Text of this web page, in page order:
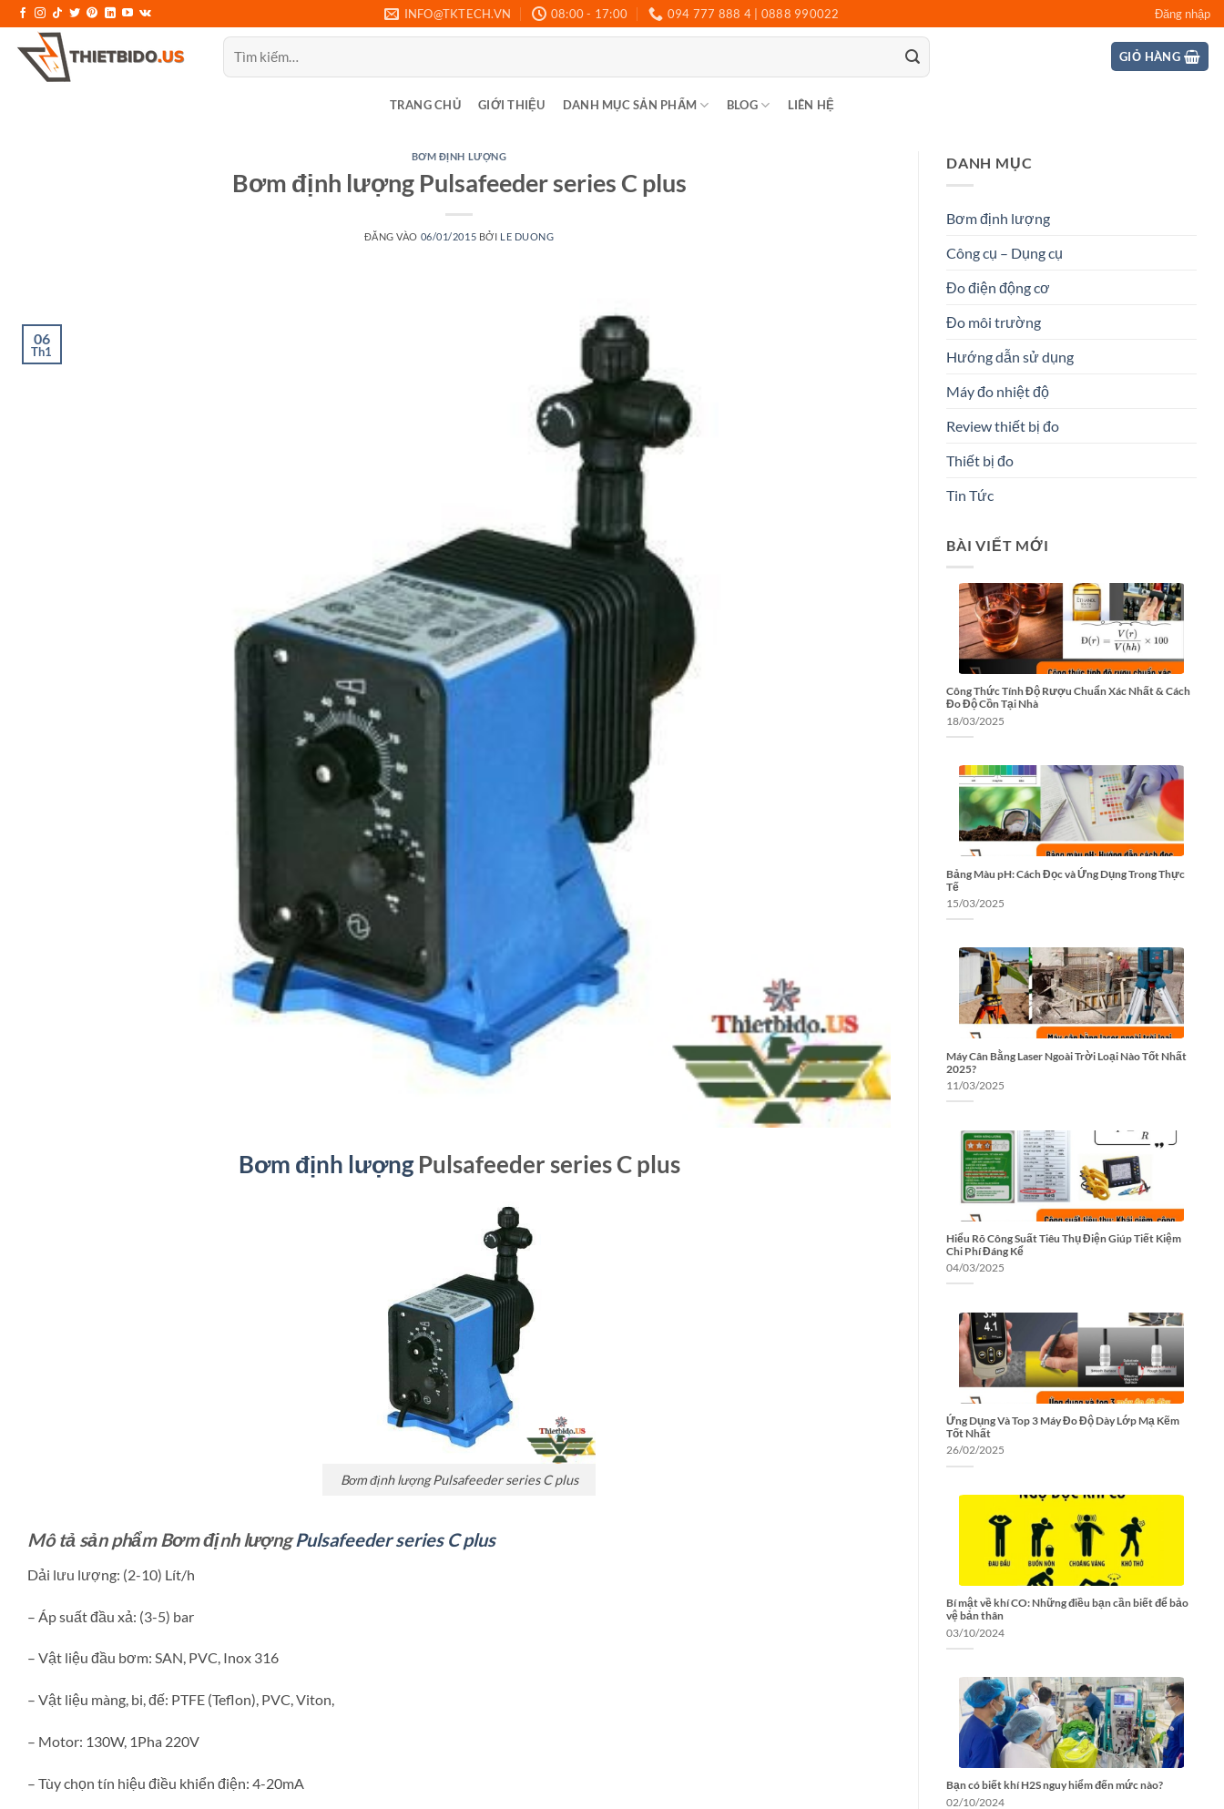
qua
nội
INFO@TKTECH.VN 08:00 - 17:00 094 777 888 4 | 0888 990022 Đăng nhập
Tìm
kiếm:
GIỎ HÀNG
TRANG CHỦ GIỚI THIỆU DANH MỤC SẢN PHẨM BLOG LIÊN HỆ
BƠM ĐỊNH LƯỢNG
Bơm định lượng Pulsafeeder series C plus
ĐĂNG VÀO 06/01/2015 BỞI LE DUONG
06
Th1
Bơm định lượngPulsafeeder series C plus
Bơm định lượng Pulsafeeder series C plus
Mô tả sản phẩm Bơm định lượngPulsafeeder series C plus
Dải lưu lượng: (2-10) Lít/h
– Áp suất đầu xả: (3-5) bar
– Vật liệu đầu bơm: SAN, PVC, Inox 316
– Vật liệu màng, bi, đế: PTFE (Teflon), PVC, Viton,
– Motor: 130W, 1Pha 220V
– Tùy chọn tín hiệu điều khiển điện: 4-20mA
DANH MỤC
Bơm định lượng
Công cụ – Dụng cụ
Đo điện động cơ
Đo môi trường
Hướng dẫn sử dụng
Máy đo nhiệt độ
Review thiết bị đo
Thiết bị đo
Tin Tức
BÀI VIẾT MỚI
Công Thức Tính Độ Rượu Chuẩn Xác Nhất & Cách
Đo Độ Cồn Tại Nhà
18/03/2025
Bảng Màu pH: Cách Đọc và Ứng Dụng Trong Thực
Tế
15/03/2025
Máy Cân Bằng Laser Ngoài Trời Loại Nào Tốt Nhất
2025?
11/03/2025
Hiểu Rõ Công Suất Tiêu Thụ Điện Giúp Tiết Kiệm
Chi Phí Đáng Kể
04/03/2025
Ứng Dụng Và Top 3 Máy Đo Độ Dày Lớp Mạ Kẽm
Tốt Nhất
26/02/2025
Bí mật về khí CO: Những điều bạn cần biết để bảo
vệ bản thân
03/10/2024
Bạn có biết khí H2S nguy hiểm đến mức nào?
02/10/2024